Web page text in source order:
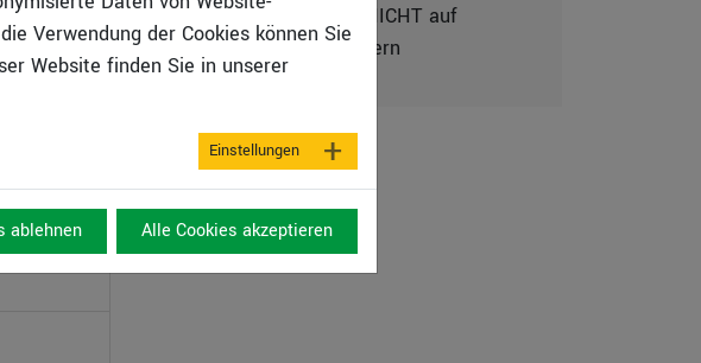
CmAct Lizenzen NICHT auf
virtuellen Computern
Verwendung der Cookies können Sie
Website finden Sie in unserer
Einstellungen
ablehnen Alle Cookies akzeptieren